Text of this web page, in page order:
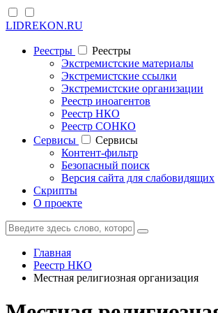
LIDREKON.RU
Реестры
Реестры
Экстремистские материалы
Экстремистские ссылки
Экстремистские организации
Реестр иноагентов
Реестр НКО
Реестр СОНКО
Cервисы
Cервисы
Контент-фильтр
Безопасный поиск
Версия сайта для слабовидящих
Скрипты
О проекте
Главная
Реестр НКО
Местная религиозная организация